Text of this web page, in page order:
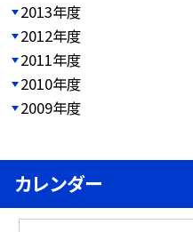
2013年度
2012年度
2011年度
2010年度
2009年度
カレンダー